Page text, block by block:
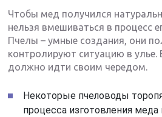
Чтобы мед получился
нельзя вмешиваться в процесс
Пчелы – умные создания, они
контролируют ситуацию в улье.
должно идти своим чередом.
Некоторые пчеловоды
процесса изготовления